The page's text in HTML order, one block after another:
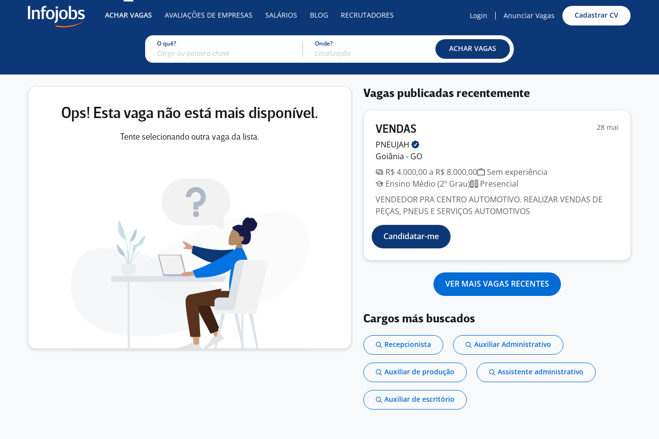
ACHAR VAGAS AVALIAÇÕES DE EMPRESAS SALÁRIOS BLOG RECRUTADORES Login Anunciar Vagas Cadastrar CV
O quê? Onde?
ACHAR VAGAS
Ops! Esta vaga não está mais disponível.
Tente selecionando outra vaga da lista.
Vagas publicadas recentemente
VENDAS 28 mai
PNEUJAH
Goiânia - GO
R$ 4.000,00 a R$ 8.000,00
Sem experiência
Ensino Médio (2º Grau)
Presencial
VENDEDOR PRA CENTRO AUTOMOTIVO. REALIZAR VENDAS DE
PEÇAS, PNEUS E SERVIÇOS AUTOMOTIVOS
Candidatar-me
VER MAIS VAGAS RECENTES
Cargos más buscados
Recepcionista Auxiliar Administrativo
Auxiliar de produção Assistente administrativo
Auxiliar de escritório